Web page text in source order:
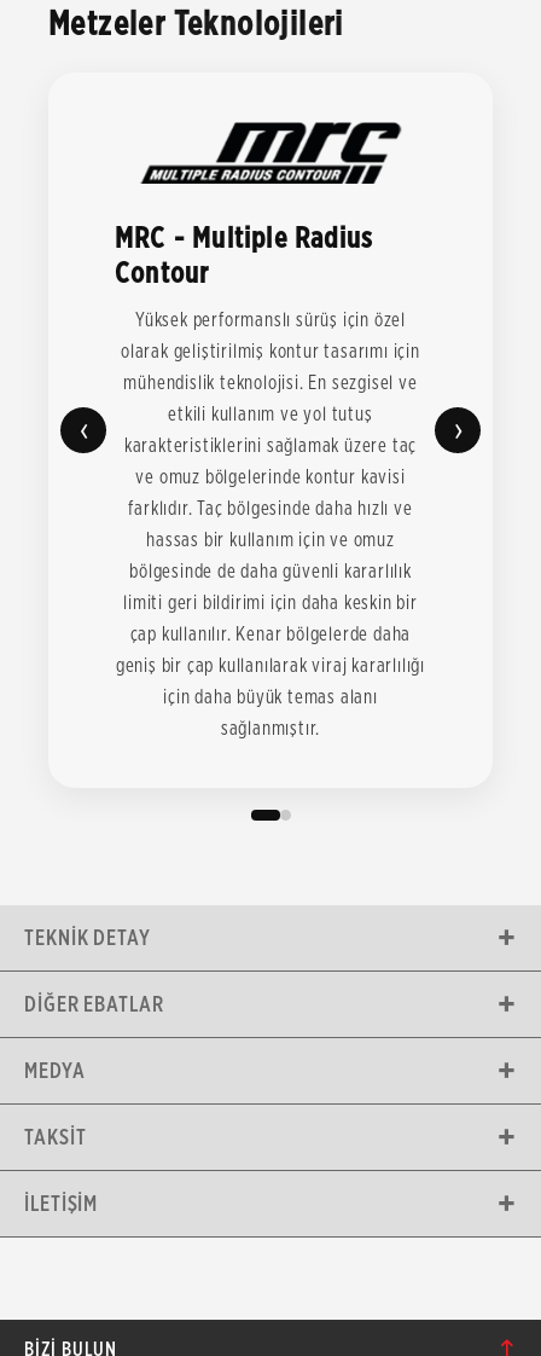
Metzeler Teknolojileri
‹
MRC - Multiple Radius
Contour
Yüksek performanslı sürüş için özel
olarak geliştirilmiş kontur tasarımı için
mühendislik teknolojisi. En sezgisel ve
etkili kullanım ve yol tutuş
karakteristiklerini sağlamak üzere taç
ve omuz bölgelerinde kontur kavisi
farklıdır. Taç bölgesinde daha hızlı ve
hassas bir kullanım için ve omuz
bölgesinde de daha güvenli kararlılık
limiti geri bildirimi için daha keskin bir
çap kullanılır. Kenar bölgelerde daha
geniş bir çap kullanılarak viraj kararlılığı
için daha büyük temas alanı
sağlanmıştır.
›
TEKNIK DETAY
DIĞER EBATLAR
MEDYA
TAKSIT
İLETIŞIM
BIZI BULUN